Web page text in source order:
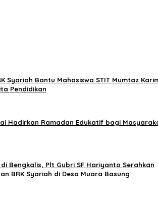
Syariah Bantu Mahasiswa STIT Mumtaz
Pendidikan
Hadirkan Ramadan Edukatif bagi
Bengkalis, Plt Gubri SF Hariyanto Serahkan
BRK Syariah di Desa Muara Basung